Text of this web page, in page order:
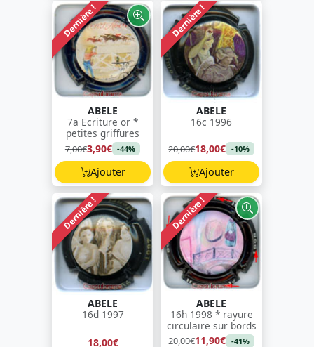
Dernière !
ABELE
7a Ecriture or *
petites griffures
7,00€3,90€ -44%
Ajouter
Dernière !
ABELE
16c 1996
20,00€18,00€ -10%
Ajouter
Dernière !
ABELE
16d 1997
18,00€
Dernière !
ABELE
16h 1998 * rayure
circulaire sur bords
20,00€11,90€ -41%